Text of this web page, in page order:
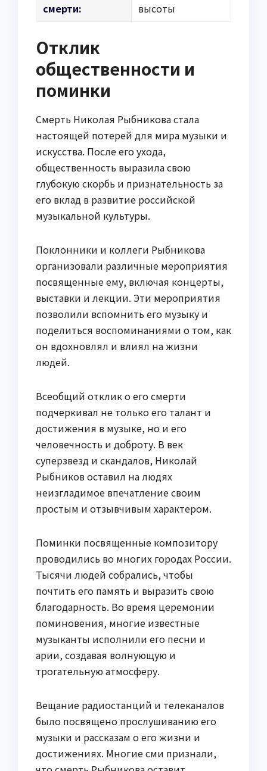
смерти:
высоты
Отклик
общественности и
поминки
Смерть Николая Рыбникова стала
настоящей потерей для мира музыки и
искусства. После его ухода,
общественность выразила свою
глубокую скорбь и признательность за
его вклад в развитие российской
музыкальной культуры.
Поклонники и коллеги Рыбникова
организовали различные мероприятия
посвященные ему, включая концерты,
выставки и лекции. Эти мероприятия
позволили вспомнить его музыку и
поделиться воспоминаниями о том, как
он вдохновлял и влиял на жизни
людей.
Всеобщий отклик о его смерти
подчеркивал не только его талант и
достижения в музыке, но и его
человечность и доброту. В век
суперзвезд и скандалов, Николай
Рыбников оставил на людях
неизгладимое впечатление своим
простым и отзывчивым характером.
Поминки посвященные композитору
проводились во многих городах России.
Тысячи людей собрались, чтобы
почтить его память и выразить свою
благодарность. Во время церемонии
поминовения, многие известные
музыканты исполнили его песни и
арии, создавая волнующую и
трогательную атмосферу.
Вещание радиостанций и телеканалов
было посвящено прослушиванию его
музыки и рассказам о его жизни и
достижениях. Многие сми признали,